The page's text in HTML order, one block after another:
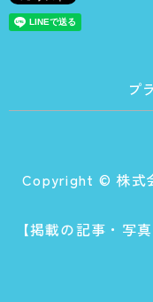
プ
Copyright © 株式
【掲載の記事・写